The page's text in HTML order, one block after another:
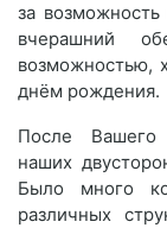
за возможность
вчерашний
возможностью,
днём рождения.
После Вашего
наших
Было много
различных